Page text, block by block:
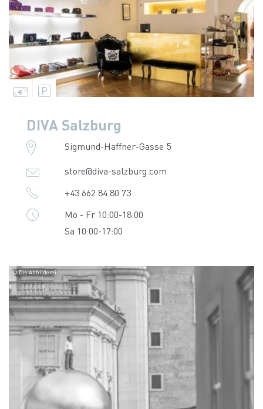
DIVA Salzburg
Sigmund-Haffner-Gasse 5
store@diva-salzburg.com
+43 662 84 80 73
Mo - Fr 10:00-18:00
Sa 10:00-17:00
© Die Abbilderei